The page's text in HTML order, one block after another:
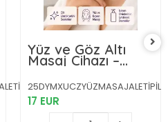
2-
Yüz ve Göz Altı
Masaj Cihazı –
Kırışıklık Karşıtı &
Nemlendirici Etki
Destekli
17 EUR